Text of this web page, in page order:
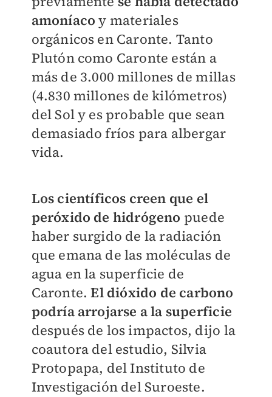
amoníaco y materiales
orgánicos en Caronte. Tanto
Plutón como Caronte están a
más de 3.000 millones de millas
(4.830 millones de kilómetros)
del Sol y es probable que sean
demasiado fríos para albergar
vida.
Los científicos creen que el
peróxido de hidrógeno puede
haber surgido de la radiación
que emana de las moléculas de
agua en la superficie de
Caronte.El dióxido de carbono
podría arrojarse a la superficie
después de los impactos, dijo la
coautora del estudio, Silvia
Protopapa, del Instituto de
Investigación del Suroeste.